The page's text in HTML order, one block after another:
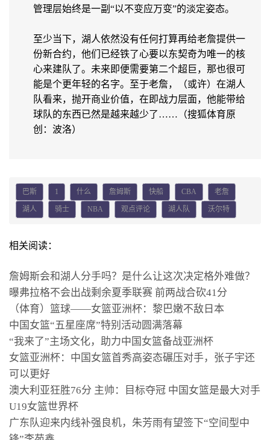
管理层始终是一副“以不变应万变”的淡定姿态。
至少当下，湖人依然没有任何打算再给老詹提供一
份新合约，他们已经铁了心要以东契奇为唯一的核
心来建队了。未来即便需要第二个超巨，那也很可
能是个更年轻的名字。至于老詹，（或许）在湖人
队看来，抛开商业价值，在即战力层面，他能带给
球队的东西已然是越来越少了……（搜狐体育原
创：波洛）
巴斯 1 什么 詹姆斯 快船 CBA 老詹
湖人 骑士 NBA 观点评论 湖人队 沃尔特
相关阅读：
詹姆斯会和湖人分手吗？是什么让这次决定格外难做？
曝弗拉格不会出战剩余夏季联赛 前两战合砍41分
（体育）篮球——女篮亚洲杯：黎巴嫩不敌日本
中国女篮“五星座席”特别活动圆满落幕
“我来了”主场文化，助力中国女篮备战亚洲杯
女篮亚洲杯：中国女篮首秀高姿态碾压对手，张子宇还
可以更好
澳大利亚狂胜76分 主帅：目标夺冠 中国女篮是最大对手
U19女篮世界杯
广东队迎来内线补强良机，朱芳雨有望签下“空间型中